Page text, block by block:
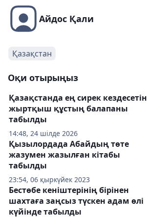
Айдос Қали
Қазақстан
Оқи отырыңыз
14:48, 24 шілде 2026
Қазақстанда ең сирек кездесетін
жыртқыш құстың балапаны
табылды
23:54, 06 қыркүйек 2023
Қызылордада Абайдың төте
жазумен жазылған кітабы
табылды
Бестөбе кеніштерінің бірінен
шахтаға заңсыз түскен адам өлі
күйінде табылды